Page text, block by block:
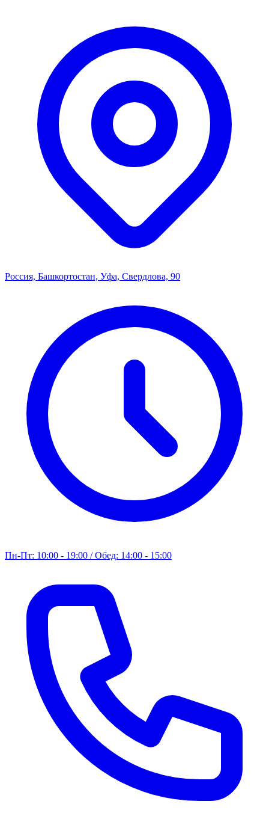
Россия, Башкортостан, Уфа, Свердлова, 90
Пн-Пт: 10:00 - 19:00 / Обед: 14:00 - 15:00